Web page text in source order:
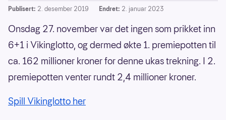
Publisert: 2. desember 2019 Endret: 2. januar 2023
Onsdag 27. november var det ingen som prikket inn
6+1 i Vikinglotto, og dermed økte 1. premiepotten til
ca. 162 millioner kroner for denne ukas trekning. I 2.
premiepotten venter rundt 2,4 millioner kroner.
Spill Vikinglotto her